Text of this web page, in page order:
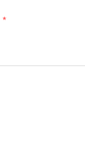
*